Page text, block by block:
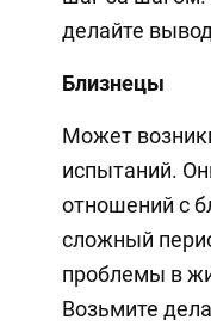
делайте
Близнецы
Может
испытаний.
отношений с
сложный
проблемы в
Возьмите